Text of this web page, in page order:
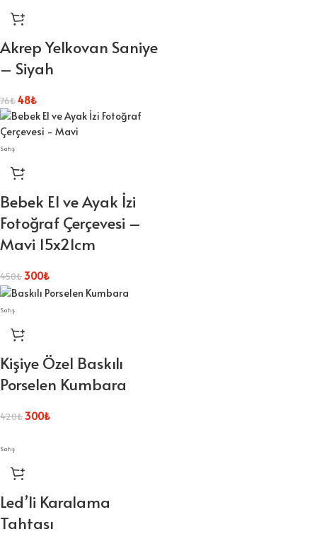
Akrep Yelkovan Saniye
– Siyah
76₺48₺
Satış
Bebek El ve Ayak İzi
Fotoğraf Çerçevesi –
Mavi 15x21cm
450₺300₺
Satış
Kişiye Özel Baskılı
Porselen Kumbara
420₺300₺
Satış
Led’li Karalama
Tahtası